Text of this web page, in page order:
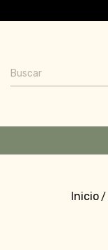
Inicio/